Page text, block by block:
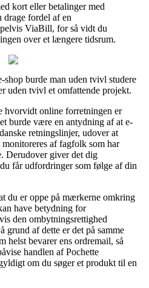
kort eller betalinger med
fordel af en
ViaBill, for så vidt du
over et længere tidsrum.
shop burde man uden tvivl studere
uden tvivl et omfattende projekt.
hvorvidt online forretningen er
burde være en antydning af at e-
retningslinjer, udover at
af fagfolk som har
Derudover giver det dig
får udfordringer som følge af din
du er oppe på mærkerne omkring
have betydning for
den ombytningsrettighed
grund af dette er det på samme
helst bevarer ens ordremail, så
handlen af Pochette
om du søger et produkt til en